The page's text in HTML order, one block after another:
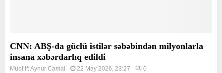
CNN: ABŞ-da güclü istilər səbəbindən milyonlarla
insana xəbərdarlıq edildi
Müəllif:Aynur Camal 22 May 2026, 23:27 0